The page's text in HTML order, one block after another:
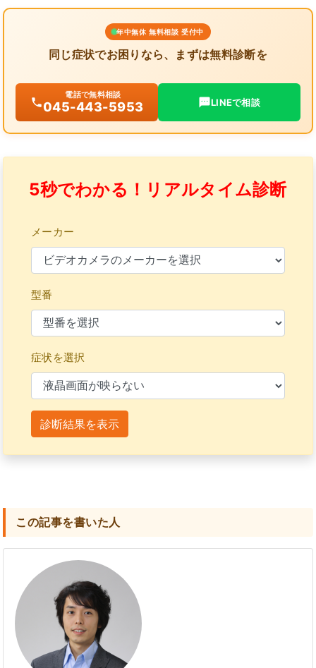
年中無休 無料相談 受付中
同じ症状でお困りなら、まずは無料診断を
電話で無料相談
045-443-5953 LINEで相談
5秒でわかる！リアルタイム診断
メーカー
型番
症状を選択
診断結果を表示
この記事を書いた人